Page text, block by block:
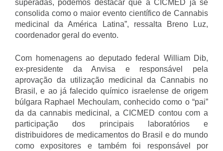
superadas, podemos destacar que a CICMED já se
consolida como o maior evento científico de Cannabis
medicinal da América Latina”, ressalta Breno Luz,
coordenador geral do evento.
Com homenagens ao deputado federal William Dib,
ex-presidente da Anvisa e responsável pela
aprovação da utilização medicinal da Cannabis no
Brasil, e ao já falecido químico israelense de origem
búlgara Raphael Mechoulam, conhecido como o “pai”
da da cannabis medicinal, a CICMED contou com a
participação dos principais laboratórios e
distribuidores de medicamentos do Brasil e do mundo
como expositores e também foi responsável por